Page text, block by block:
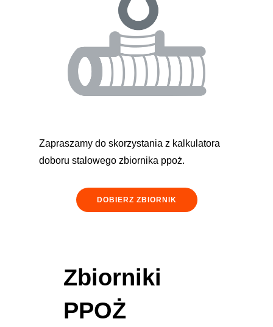
Zapraszamy do skorzystania z kalkulatora
doboru stalowego zbiornika ppoż.
DOBIERZ ZBIORNIK
Zbiorniki
PPOŻ